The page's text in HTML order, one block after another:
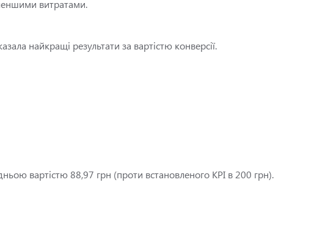
витратами.
найкращі результати за вартістю конверсії.
вартістю 88,97 грн (проти встановленого KPI в 200 грн).